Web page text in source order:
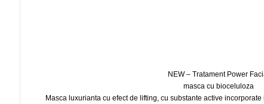
NEW – Tratament Power
masca cu bioceluloza
Masca luxurianta cu efect de lifting, cu substante active